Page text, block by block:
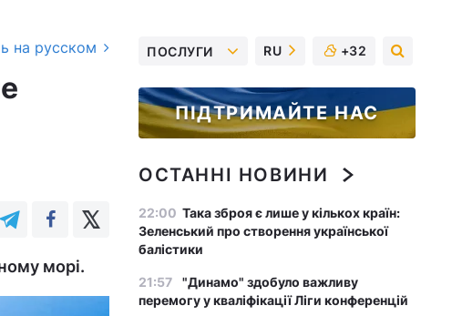
на русском
морі.
ПОСЛУГИ RU +32
ПІДТРИМАЙТЕ НАС
ОСТАННІ НОВИНИ
22:00 Така зброя є лише у кількох країн:
Зеленський про створення української
балістики
21:57
"Динамо" здобуло важливу
перемогу у кваліфікації Ліги конференцій